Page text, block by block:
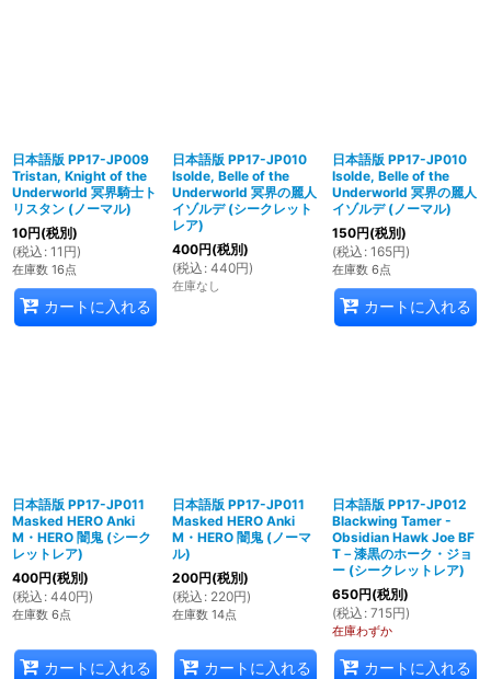
日本語版 PP17-JP009
Tristan, Knight of the
Underworld 冥界騎士ト
リスタン (ノーマル)
10円(税別)
(税込 : 11 円)
在庫数 16点
カートに入れる
日本語版 PP17-JP010
Isolde, Belle of the
Underworld 冥界の麗人
イゾルデ (シークレット
レア)
400円(税別)
(税込 : 440円)
在庫なし
日本語版 PP17-JP010
Isolde, Belle of the
Underworld 冥界の麗人
イゾルデ (ノーマル)
150円(税別)
(税込 : 165円)
在庫数 6点
カートに入れる
日本語版 PP17-JP011
Masked HERO Anki
M・HERO 闇鬼 (シーク
レットレア)
400円(税別)
(税込 : 440円)
在庫数 6点
カートに入れる
日本語版 PP17-JP011
Masked HERO Anki
M・HERO 闇鬼 (ノーマ
ル)
200円(税別)
(税込 : 220円)
在庫数 14点
カートに入れる
日本語版 PP17-JP012
Blackwing Tamer -
Obsidian Hawk Joe BF
T－漆黒のホーク・ジョ
ー (シークレットレア)
650円(税別)
(税込 : 715円)
在庫わずか
カートに入れる